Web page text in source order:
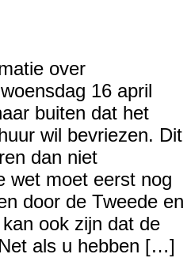
over
16 april
buiten dat het
wil bevriezen. Dit
dan niet
wet moet eerst nog
door de Tweede en
ook zijn dat de
als u hebben […]